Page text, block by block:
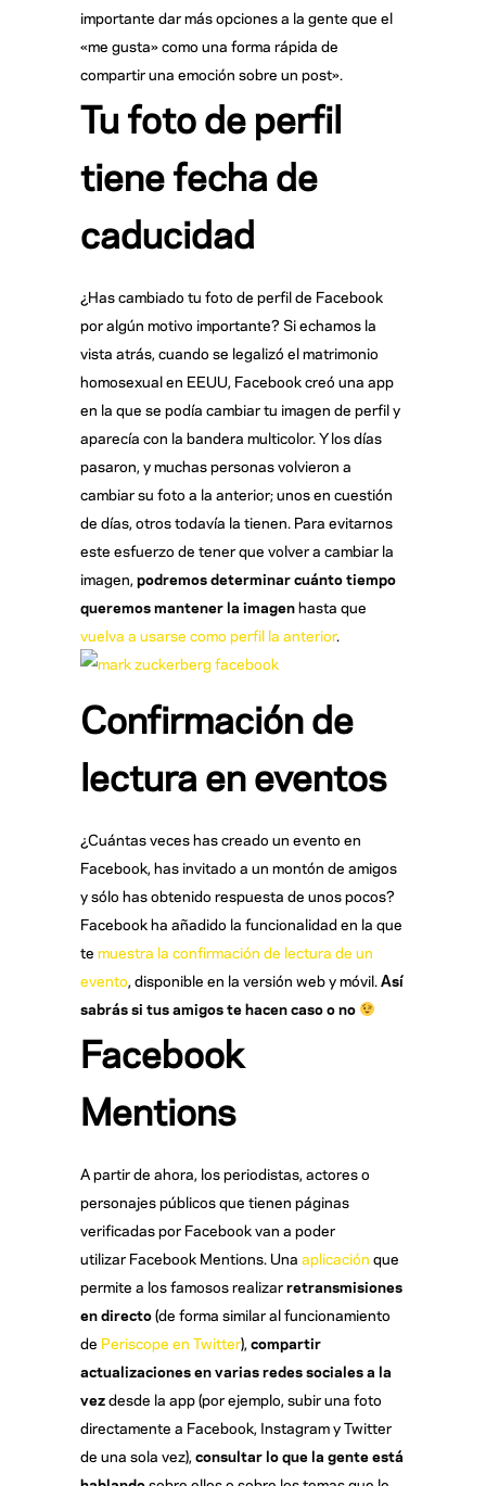
importante dar más opciones a la gente que el
«me gusta» como una forma rápida de
compartir una emoción sobre un post».
Tu foto de perfil
tiene fecha de
caducidad
¿Has cambiado tu foto de perfil de Facebook
por algún motivo importante? Si echamos la
vista atrás, cuando se legalizó el matrimonio
homosexual en EEUU, Facebook creó una app
en la que se podía cambiar tu imagen de perfil y
aparecía con la bandera multicolor. Y los días
pasaron, y muchas personas volvieron a
cambiar su foto a la anterior; unos en cuestión
de días, otros todavía la tienen. Para evitarnos
este esfuerzo de tener que volver a cambiar la
imagen,podremos determinar cuánto tiempo
queremos mantener la imagenhasta que
vuelva a usarse como perfil la anterior.
Confirmación de
lectura en eventos
¿Cuántas veces has creado un evento en
Facebook, has invitado a un montón de amigos
y sólo has obtenido respuesta de unos pocos?
Facebook ha añadido la funcionalidad en la que
te muestra la confirmación de lectura de un
evento, disponible en la versión web y móvil.Así
sabrás si tus amigos te hacen caso o no
Facebook
Mentions
A partir de ahora, los periodistas, actores o
personajes públicos que tienen páginas
verificadas por Facebook van a poder
utilizar Facebook Mentions. Una aplicación que
permite a los famosos realizarretransmisiones
en directo(de forma similar al funcionamiento
de Periscope en Twitter),compartir
actualizaciones en varias redes sociales a la
vezdesde la app (por ejemplo, subir una foto
directamente a Facebook, Instagram y Twitter
de una sola vez),consultar lo que la gente está